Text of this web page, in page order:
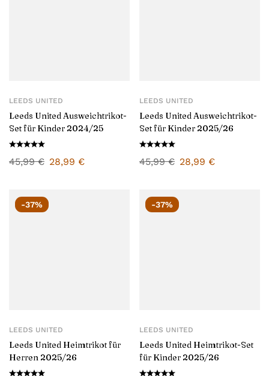
LEEDS UNITED
Leeds United Ausweichtrikot-
Set für Kinder 2024/25
45,99€ 28,99 €
LEEDS UNITED
Leeds United Ausweichtrikot-
Set für Kinder 2025/26
45,99€ 28,99 €
-37%
LEEDS UNITED
Leeds United Heimtrikot für
Herren 2025/26
-37%
LEEDS UNITED
Leeds United Heimtrikot-Set
für Kinder 2025/26